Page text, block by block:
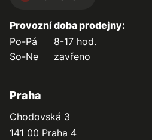
Provozní doba prodejny:
Po-Pá
8-17 hod.
So-Ne
zavřeno
Praha
Chodovská 3
141 00 Praha 4